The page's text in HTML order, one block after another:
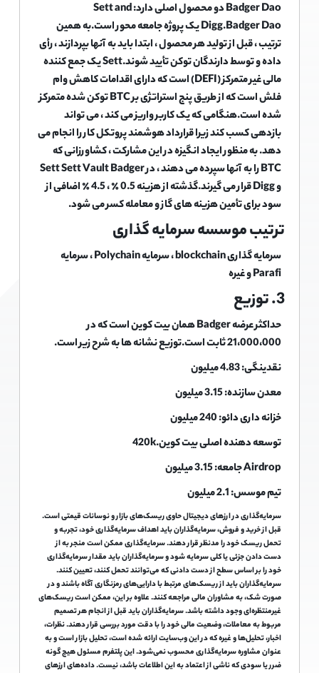
Badger Dao دو محصول اصلی دارد: Sett and
Digg.Badger Dao یک پروژه جامعه محور است.به همین
ترتیب ، قبل از تولید هر محصول ، ابتدا باید به آنها بپردازند ، رأی
داده و توسط دارندگان توکن تأیید شوند.Sett یک جمع کننده
مالی غیر متمرکز (DEFI) است که دارای اقدامات کاهش وام
فلش است که از طریق پنج استراتژی بر BTC توکن شده متمرکز
شده است.هنگامی که یک کاربر واریز می کند ، می تواند
بازدهی کسب کند زیرا قرارداد هوشمند پروتکل کار را انجام می
دهد. به منظور ایجاد انگیزه در این مشارکت ، کشاورزانی که
BTC را به آنها سپرده می دهند ، در Sett Sett Vault Badger
و Digg قرار می گیرند.گذشته از هزینه 0.5 ٪ ، 4.5 ٪ اضافی از
سود برای تأمین هزینه های گاز و معامله کسر می شود.
ترتیب موسسه سرمایه گذاری
سرمایه گذاری blockchain ، سرمایه Polychain ، سرمایه
Parafi و غیره
3. توزیع
حداکثر عرضه Badger همان بیت کوین است که در
21،000،000 ثابت است.توزیع نشانه ها به شرح زیر است.
نقدینگی: 4.83 میلیون
معدن سازنده: 3.15 میلیون
خزانه داری دائو: 240 میلیون
توسعه دهنده اصلی بیت کوین.420k
Airdrop جامعه: 3.15 میلیون
تیم موسس: 2.1 میلیون
سرمایه‌گذاری در ارزهای دیجیتال حاوی ریسک‌های بازار و نوسانات قیمتی است.
قبل از خرید و فروش، سرمایه‌گذاران باید اهداف سرمایه‌گذاری خود، تجربه و
تحمل ریسک خود را مدنظر قرار دهند. سرمایه‌گذاری ممکن است منجر به از
دست دادن جزئی یا کلی سرمایه شود و سرمایه‌گذاران باید مقدار سرمایه‌گذاری
خود را بر اساس سطح از دست دادنی که می‌توانند تحمل کنند، تعیین کنند.
سرمایه‌گذاران باید از ریسک‌های مرتبط با دارایی‌های رمزنگاری آگاه باشند و در
صورت شک، به مشاوران مالی مراجعه کنند. علاوه بر این، ممکن است ریسک‌های
غیرمنتظره‌ای وجود داشته باشد. سرمایه‌گذاران باید قبل از انجام هر تصمیم
مربوط به معاملات، وضعیت مالی خود را با دقت مورد بررسی قرار دهند. نظرات،
اخبار، تحلیل‌ها و غیره که در این وب‌سایت ارائه شده است، تحلیل بازار است و به
عنوان مشاوره سرمایه‌گذاری محسوب نمی‌شود. این پلتفرم مسئول هیچ گونه
ضرر یا سودی که ناشی از اعتماد به این اطلاعات باشد، نیست. داده‌های ارزهای